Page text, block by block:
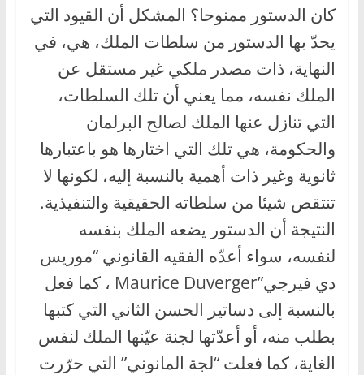
كان الدستور ممنوحا؟ المشكل أن القيود التي
يحدّ بها الدستور من سلطات الملك، هي، في
النهاية، ذات مصدر ملكي غير مستقل عن
الملك نفسه، مما يعني أن تلك السلطات،
التي تنازل عنها الملك لصالح البرلمان
والحكومة، هي تلك التي اختارها هو باعتبارها
ثانوية وغير ذات أهمية بالنسبة إليه، لكونها لا
تنتقص شيئا من سلطاته الحقيقية والتنفيذية.
النتيجة أن الدستور يضعه الملك بنفسه
لنفسه، سواء أعدّه الفقيه القانوني “موريس
دي فيرجي”Maurice Duverger ، كما فعل
بالنسبة إلى دساتير الحسن الثاني التي كتبها
بطلب منه، أو أعدّتها لجنة عيّنها الملك لنفس
الغاية، كما فعلت “لجة المانوني” التي حرّرت